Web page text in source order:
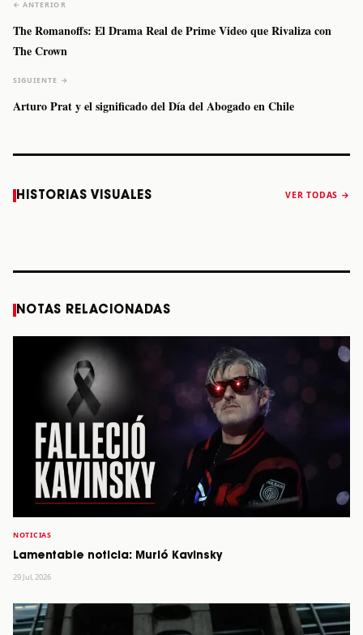
← ANTERIOR
The Romanoffs: El Drama Real de Prime Video que Rivaliza con
The Crown
SIGUIENTE →
Arturo Prat y el significado del Día del Abogado en Chile
HISTORIAS VISUALES VER TODAS →
a Monterrey el
Staiti, guitarrista
anuncia “Reality
NOTAS RELACIONADAS
NOTICIAS
Lamentable noticia: Murió Kavinsky
29 Jul, 2026